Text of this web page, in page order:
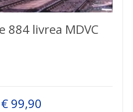
884 livrea MDVC
€ 99,90